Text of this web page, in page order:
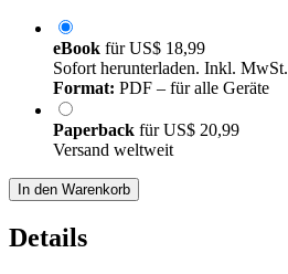
eBook fürUS$ 18,99
Sofort herunterladen. Inkl. MwSt.
Format: PDF – für alle Geräte
Paperback fürUS$ 20,99
Versand weltweit
In den Warenkorb
Details